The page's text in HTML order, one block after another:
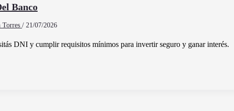
Banco
Torres / 21/07/2026
DNI y cumplir requisitos mínimos para invertir seguro y ganar interés.